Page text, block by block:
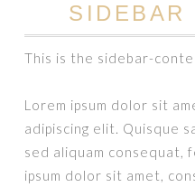
SIDEBAR
This is the sidebar-
Lorem ipsum dolor sit
adipiscing elit. Quisque
sed aliquam consequat,
ipsum dolor sit amet,